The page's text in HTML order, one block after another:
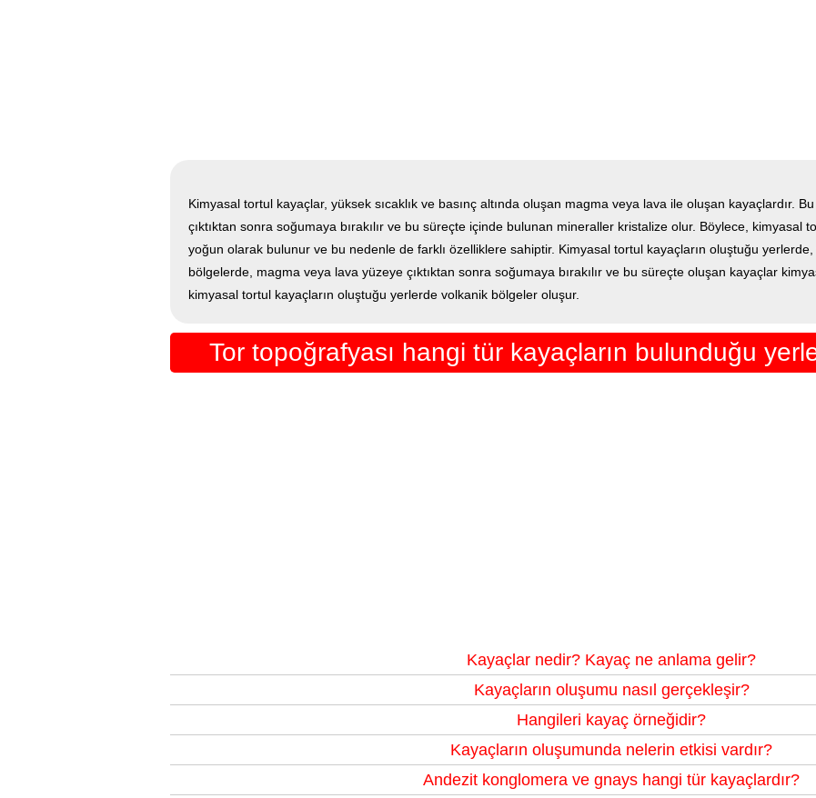
Kimyasal tortul kayaçlar, yüksek sıcaklık ve basınç altında oluşan magma veya lava ile oluşan kayaçlardır.
çıktıktan sonra soğumaya bırakılır ve bu süreçte içinde bulunan mineraller kristalize olur. Böylece, kimyasal
yoğun olarak bulunur ve bu nedenle de farklı özelliklere sahiptir. Kimyasal tortul kayaçların oluştuğu
bölgelerde, magma veya lava yüzeye çıktıktan sonra soğumaya bırakılır ve bu süreçte oluşan kayaçlar
kimyasal tortul kayaçların oluştuğu yerlerde volkanik bölgeler oluşur.
Tor topoğrafyası hangi tür kayaçların bulunduğu
Kayaçlar nedir? Kayaç ne anlama gelir?
Kayaçların oluşumu nasıl gerçekleşir?
Hangileri kayaç örneğidir?
Kayaçların oluşumunda nelerin etkisi vardır?
Andezit konglomera ve gnays hangi tür kayaçlardır?